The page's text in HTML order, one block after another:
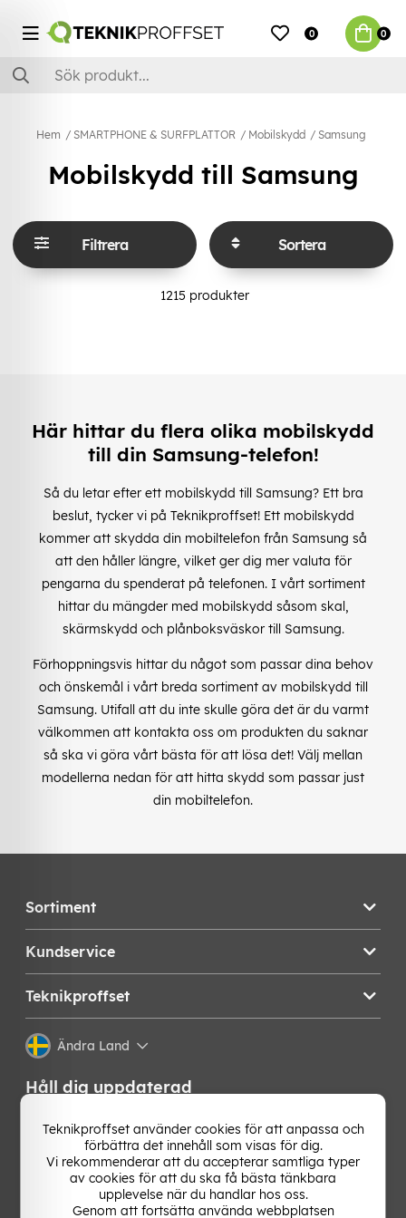
0 0
Hem SMARTPHONE & SURFPLATTOR Mobilskydd Samsung
Mobilskydd till Samsung
Filtrera Sortera
1215 produkter
Här hittar du flera olika mobilskydd
till din Samsung-telefon!
Så du letar efter ett mobilskydd till Samsung? Ett bra
beslut, tycker vi på Teknikproffset! Ett mobilskydd
kommer att skydda din mobiltelefon från Samsung så
att den håller längre, vilket ger dig mer valuta för
pengarna du spenderat på telefonen. I vårt sortiment
hittar du mängder med mobilskydd såsom skal,
skärmskydd och plånboksväskor till Samsung.
Förhoppningsvis hittar du något som passar dina behov
och önskemål i vårt breda sortiment av mobilskydd till
Samsung. Utifall att du inte skulle göra det är du varmt
välkommen att kontakta oss om produkten du saknar
så ska vi göra vårt bästa för att lösa det! Välj mellan
modellerna nedan för att hitta skydd som passar just
din mobiltelefon.
Sortiment
Kundservice
Teknikproffset
Ändra Land
Håll dig uppdaterad
Få de senaste nyheterna, hetaste erbjudandena och
bästa tipsen från oss direkt i din mejlkorg. Signa upp på
vårt nyhetsbrev!
Teknikproffset använder cookies för att anpassa och
förbättra det innehåll som visas för dig.
Vi rekommenderar att du accepterar samtliga typer
av cookies för att du ska få bästa tänkbara
upplevelse när du handlar hos oss.
Genom att fortsätta använda webbplatsen